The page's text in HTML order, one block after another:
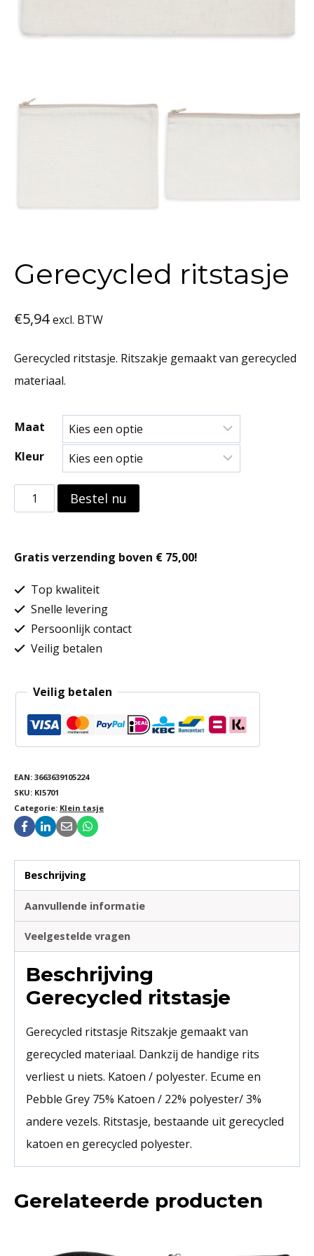
Gerecycled ritstasje
€5,94 excl. BTW
Gerecycled ritstasje. Ritszakje gemaakt van gerecycled
materiaal.
Maat
Kleur
Gerecycled
ritstasje
Bestel nu
Gratis verzending boven € 75,00!
Top kwaliteit
Snelle levering
Persoonlijk contact
Veilig betalen
Veilig betalen
EAN: 3663639105224
SKU: KI5701
Categorie: Klein tasje
Beschrijving
Aanvullende informatie
Veelgestelde vragen
Beschrijving
Gerecycled ritstasje
Gerecycled ritstasje Ritszakje gemaakt van
gerecycled materiaal. Dankzij de handige rits
verliest u niets. Katoen / polyester. Ecume en
Pebble Grey 75% Katoen / 22% polyester/ 3%
andere vezels. Ritstasje, bestaande uit gerecycled
katoen en gerecycled polyester.
Gerelateerde producten